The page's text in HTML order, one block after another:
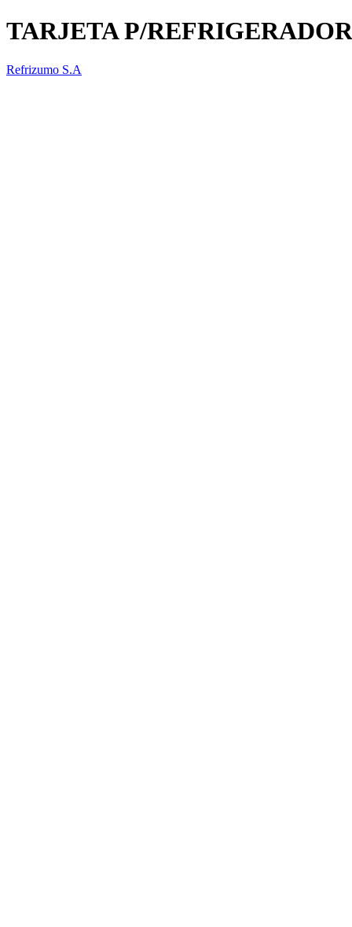
TARJETA P/
Refrizumo S.A